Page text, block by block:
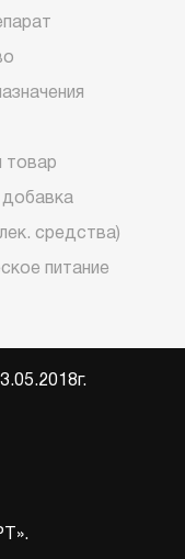
товар
добавка
средства)
питание